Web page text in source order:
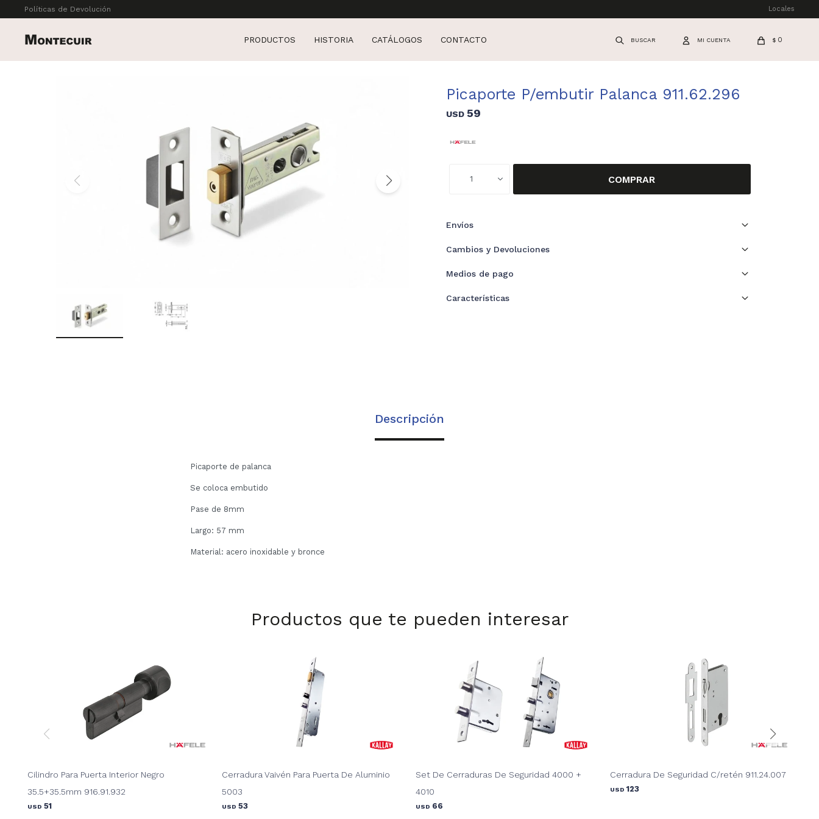
PRODUCTOS HISTORIA CATÁLOGOS CONTACTO $ 0
Políticas de Devolución Locales
Picaporte P/embutir Palanca 911.62.296
USD 59
1 COMPRAR
Envíos
Cambios y Devoluciones
Medios de pago
Características
Descripción
Picaporte de palanca
Se coloca embutido
Pase de 8mm
Largo: 57 mm
Material: acero inoxidable y bronce
Productos que te pueden interesar
Cilindro Para Puerta Interior Negro
35.5+35.5mm 916.91.932
USD 51
Cerradura Vaivén Para Puerta De Aluminio
5003
USD 53
Set De Cerraduras De Seguridad 4000 +
4010
USD 66
Cerradura De Seguridad C/retén 911.24.007
USD 123